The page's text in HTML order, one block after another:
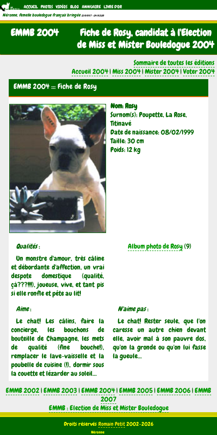
ACCUEIL PHOTOS VIDÉOS BLOG ANNUAIRE LIVRE D'OR
Néronne, femelle bouledogue français bringée (21/11/1997 - 04/11/2011)
EMMB 2004
Fiche de Rosy, candidat à l'Election
de Miss et Mister Bouledogue 2004
Sommaire de toutes les éditions
Accueil 2004|Miss 2004|Mister 2004|Voter 2004
EMMB 2004 ::: Fiche de Rosy
Nom: Rosy
Surnom(s): Poupette, La Rose,
Titinavé
Date de naissance: 08/02/1999
Taille: 30 cm
Poids: 12 kg
Qualités:
Un monstre d'amour, très câline
et débordante d'affection, un vrai
despote domestique (qualité,
çà???!!!), joueuse, vive, et tant pis
si elle ronfle et pête au lit!
Album photo de Rosy(9)
Aime:
Le chat! Les câlins, faire la
concierge, les bouchons de
bouteille de Champagne, les mets
de qualité (fine bouche!),
remplacer le lave-vaisselle et la
poubelle de cuisine (!), dormir sous
la couette et lézarder au soleil...
N'aime pas:
Le chat! Rester seule, que l'on
caresse un autre chien devant
elle, avoir mal à son pauvre dos,
qu'on la gronde ou qu'on lui fasse
la gueule...
EMMB 2002|EMMB 2003|EMMB 2004|EMMB 2005|EMMB 2006|EMMB
2007
EMMB : Election de Miss et Mister Bouledogue
Droits réservés Romain Petit2002-2026
Néronne